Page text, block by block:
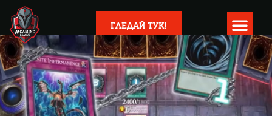
ГЛЕДАЙ ТУК!